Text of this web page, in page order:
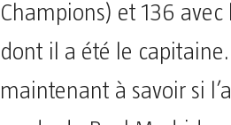
Champions) et 136 avec
dont il a été le capitaine.
maintenant à savoir si